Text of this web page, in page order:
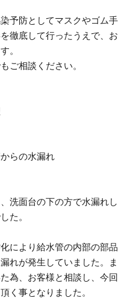
予防としてマスクやゴム手
徹底して行ったうえで、お
。
ご相談ください。
らの水漏れ
洗面台の下の方で水漏れし
た。
により給水管の内部の部品
れが発生していました。ま
為、お客様と相談し、今回
く事となりました。